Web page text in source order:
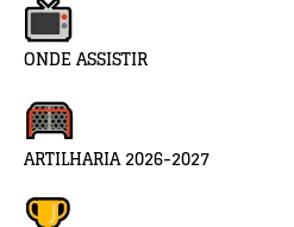
ONDE ASSISTIR
ARTILHARIA 2026-2027